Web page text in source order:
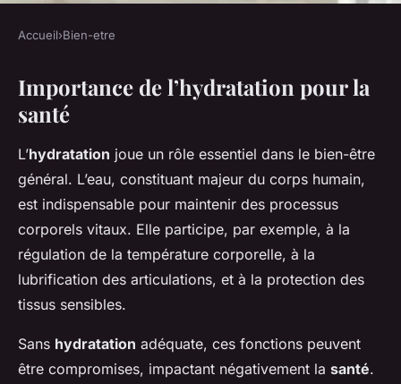
Hydratation et Détox :
L'Importance Vitale de l'Eau
pour votre Santé
Côme • 14 mars 2025 • 5 min de lecture
Accueil›Bien-etre
Importance de l’hydratation pour la
santé
L’hydratation joue un rôle essentiel dans le bien-être
général. L’eau, constituant majeur du corps humain,
est indispensable pour maintenir des processus
corporels vitaux. Elle participe, par exemple, à la
régulation de la température corporelle, à la
lubrification des articulations, et à la protection des
tissus sensibles.
Sans hydratation adéquate, ces fonctions peuvent
être compromises, impactant négativement la santé.